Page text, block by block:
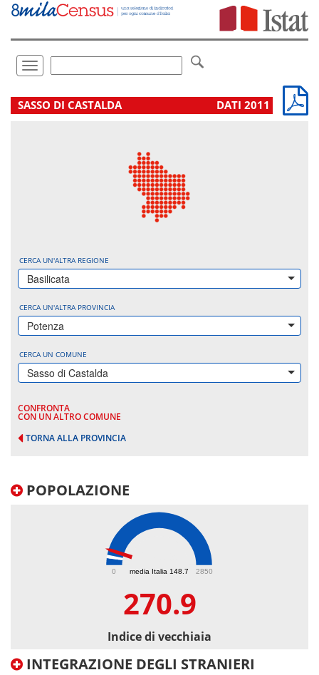
Vai
direttamente
Toggle
navigation
.
SASSO DI CASTALDA DATI 2011
CERCA UN'ALTRA REGIONE
Basilicata
CERCA UN'ALTRA PROVINCIA
Potenza
CERCA UN COMUNE
Sasso di Castalda
CONFRONTA
CON UN ALTRO COMUNE
TORNA ALLA PROVINCIA
POPOLAZIONE
media Italia 148.7
0 2850
270.9
Indice di vecchiaia
INTEGRAZIONE DEGLI STRANIERI